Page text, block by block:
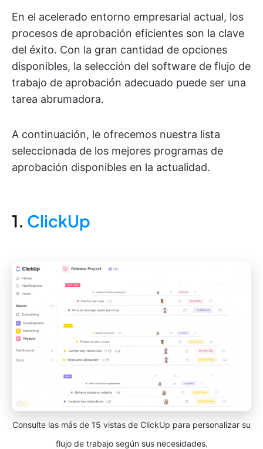
En el acelerado entorno empresarial actual, los
procesos de aprobación eficientes son la clave
del éxito. Con la gran cantidad de opciones
disponibles, la selección del software de flujo de
trabajo de aprobación adecuado puede ser una
tarea abrumadora.
A continuación, le ofrecemos nuestra lista
seleccionada de los mejores programas de
aprobación disponibles en la actualidad.
1. ClickUp
Consulte las más de 15 vistas de ClickUp para personalizar su
flujo de trabajo según sus necesidades.